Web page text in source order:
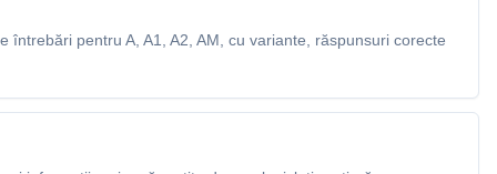
întrebări pentru A, A1, A2, AM, cu variante, răspunsuri corecte